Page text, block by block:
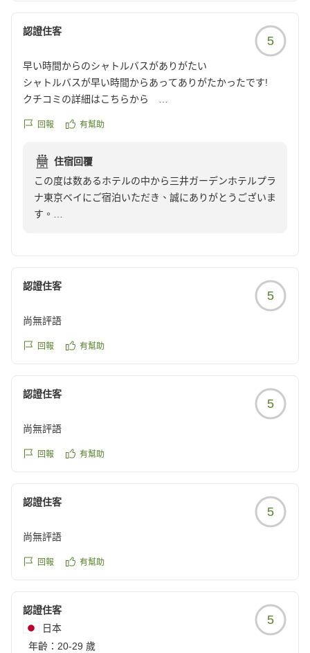
認證住客
5
早い時間からのシャトルバスがありがたい
シャトルバスが早い時間からあってありがたかったです!
クチコミの詳細はこちらから
reviewId=33123478228332
回報 有幫助
住宿回覆
この度は数あるホテルの中から三井ガーデンホテルプラ
ナ東京ベイにご宿泊いただき、誠にありがとうございま
す。
だと多くの皆様の足としてご利用いただいております。
またホテル出発の始発は毎日6時45分と決まっており、
もってご利用ください。
こちらにお越しの機会がございましたら、当ホテルにお
泊りにいらしてください。
末永くご愛顧賜れますよう、よろしくお願いいたしま
三井ガーデンホテルプラナ東京ベイ
認證住客
5
尚無評語
回報 有幫助
認證住客
5
尚無評語
回報 有幫助
認證住客
5
尚無評語
回報 有幫助
認證住客
日本
年齡： 20-29 歲
5